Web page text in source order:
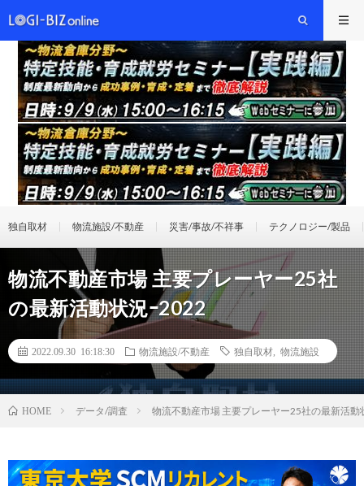
独自取材 物流施設/不動産 災害/事故/不祥事 テクノロジー/製品
物流不動産市場 主要プレーヤー25社
の最新活動状況ｰ2022
2022.09.30 16:18:30 物流施設/不動産 独自取材 物流施設
HOME データ/調査 物流不動産市場 主要プレーヤー25社の最新活動